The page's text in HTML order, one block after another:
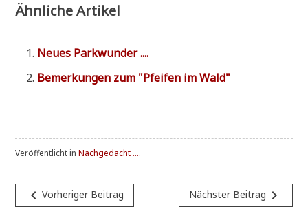
Ähnliche Artikel
Neu­es Parkwunder ....
Bemer­kun­gen zum "Pfei­fen im Wald"
Veröffentlicht inNachgedacht ....
Beitragsnavigation
navigate_beforeVorheriger Beitrag Nächster Beitrag navigate_next